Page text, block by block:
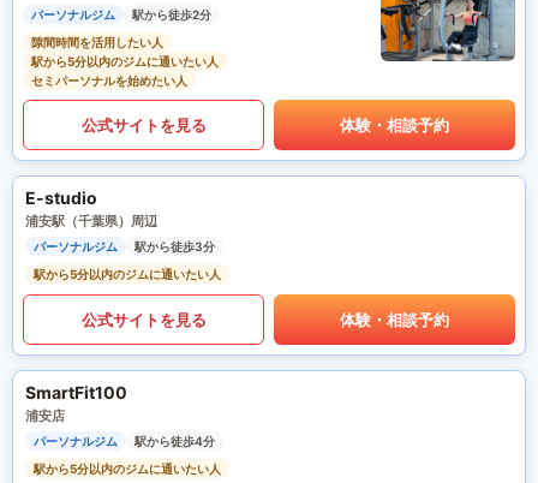
パーソナルジム
駅から徒歩2分
隙間時間を活用したい人
駅から5分以内のジムに通いたい人
セミパーソナルを始めたい人
公式サイトを見る 体験・相談予約
E-studio
浦安駅（千葉県）周辺
パーソナルジム
駅から徒歩3分
駅から5分以内のジムに通いたい人
公式サイトを見る 体験・相談予約
SmartFit100
浦安店
パーソナルジム
駅から徒歩4分
駅から5分以内のジムに通いたい人